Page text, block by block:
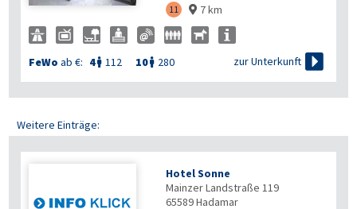
11  7 km
FeWo ab €: 4 112 10 280 zur Unterkunft 
Weitere Einträge:
Hotel Sonne
Mainzer Landstraße 119
65589Hadamar